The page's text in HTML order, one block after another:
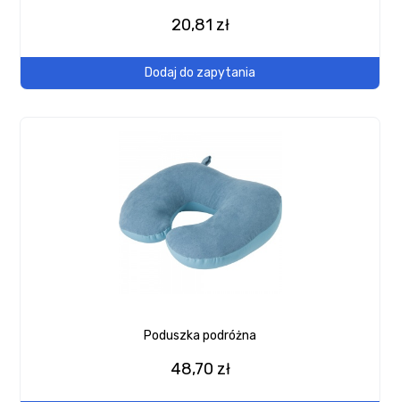
20,81 zł
Dodaj do zapytania
Poduszka podróżna
48,70 zł